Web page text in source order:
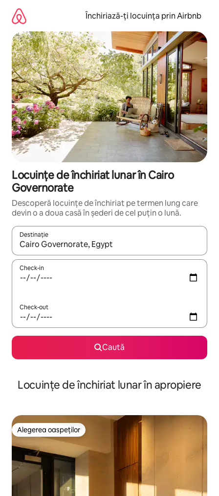
mergi
conținut
Închiriază-ți locuința prin Airbnb
Locuințe de închiriat lunar în Cairo
Governorate
Descoperă locuințe de închiriat pe termen lung care
devin o a doua casă în șederi de cel puțin o lună.
Destinație
Când se încarcă rezultatele, navighează folosind tastele
Check-in
Check-out
Caută
Locuințe de închiriat lunar în apropiere
Alegerea oaspeților
Alegerea oaspeților